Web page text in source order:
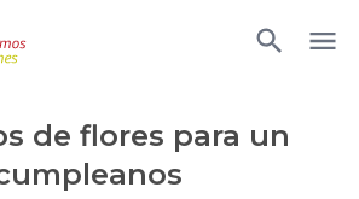
de flores para un